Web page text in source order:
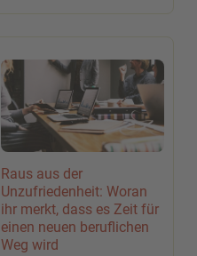
Raus aus der
Unzufriedenheit: Woran
ihr merkt, dass es Zeit für
einen neuen beruflichen
Weg wird